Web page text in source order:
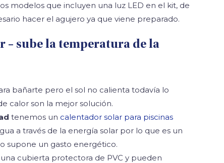
modelos que incluyen una luz LED en el kit, de
hacer el agujero ya que viene preparado.
– sube la temperatura de la
bañarte pero el sol no calienta todavía lo
calor son la mejor solución.
tenemos un calentador solar para piscinas
a través de la energía solar por lo que es un
supone un gasto energético.
cubierta protectora de PVC y pueden